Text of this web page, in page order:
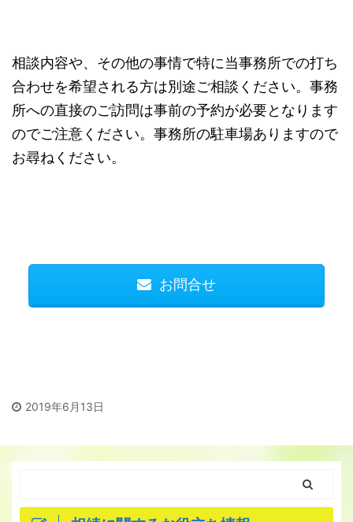
相談内容や、その他の事情で特に当事務所での打ち
合わせを希望される方は別途ご相談ください。事務
所への直接のご訪問は事前の予約が必要となります
のでご注意ください。事務所の駐車場ありますので
お尋ねください。
お問合せ
2019年6月13日